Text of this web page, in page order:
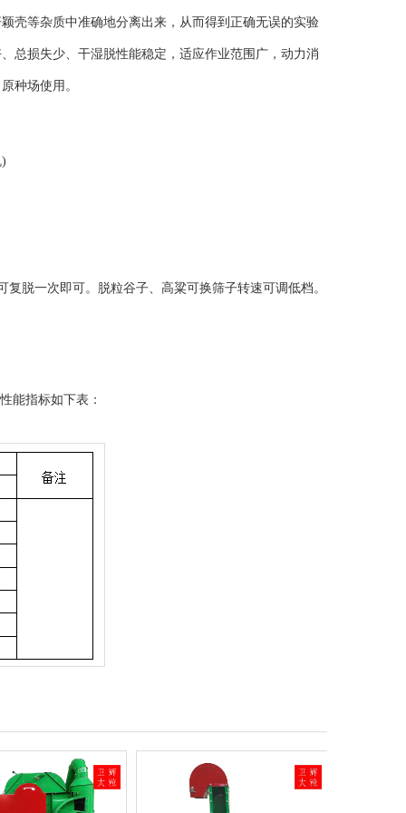
壳等杂质中准确地分离出来，从而得到正确无误的实验
总损失少、 干湿脱性能稳定，适应作业范围广，动力消
种场使用。
复脱一次即可。脱粒谷子、高粱可换筛子转速可调低档。
能指标如下表：